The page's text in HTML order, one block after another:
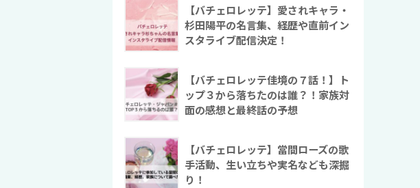
【バチェロレッテ】愛されキャラ・
杉田陽平の名言集、経歴や直前イン
スタライブ配信決定！
【バチェロレッテ佳境の７話！】ト
ップ３から落ちたのは誰？！家族対
面の感想と最終話の予想
【バチェロレッテ】當間ローズの歌
手活動、生い立ちや実名なども深掘
り！